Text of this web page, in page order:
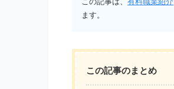
この記事は、有料職業紹介
ます。
この記事のまとめ